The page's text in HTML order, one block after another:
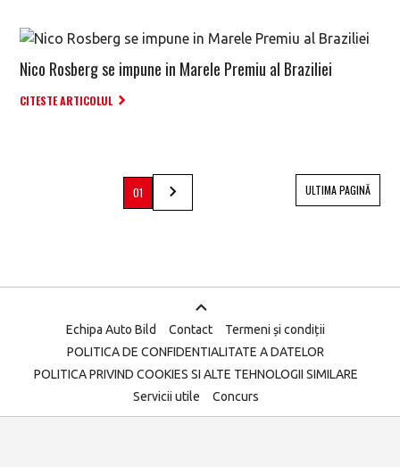
Nico Rosberg se impune in Marele Premiu al Braziliei
CITESTE ARTICOLUL
01 ULTIMA PAGINĂ
Echipa Auto Bild Contact
Termeni și condiții
POLITICA DE CONFIDENTIALITATE A DATELOR
POLITICA PRIVIND COOKIES SI ALTE TEHNOLOGII SIMILARE
Servicii utile
Concurs